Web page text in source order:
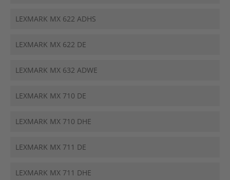
LEXMARK MX 622 ADHS
LEXMARK MX 622 DE
LEXMARK MX 632 ADWE
LEXMARK MX 710 DE
LEXMARK MX 710 DHE
LEXMARK MX 711 DE
LEXMARK MX 711 DHE